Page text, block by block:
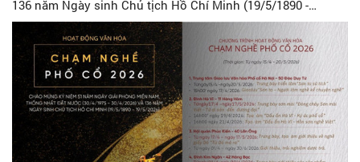
136 năm Ngày sinh Chủ tịch Hồ Chí Minh (19/5/1890 -
19/5/2026). Ban quản lý hồ Hoàn Kiếm và phố cổ Hà Nội
phối hợp với các nghệ nhân, nghệ sĩ, các nhà nghiên cứu…
tổ chức chuỗi hoạt động văn hóa, nghệ thuật tại khu phố cổ
Hà Nội và khu vực hồ Hoàn Kiếm. Chuỗi hoạt động diễn ra
từ tháng 4 đến hết tháng 6/2026.